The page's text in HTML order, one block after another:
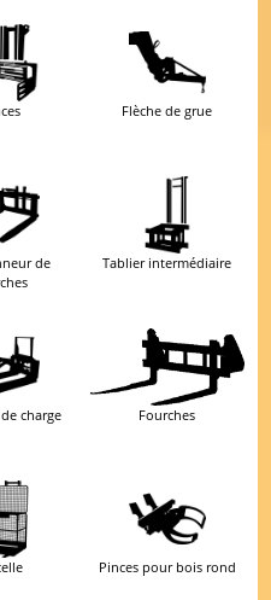
Flèche de grue
de
Tablier intermédiaire
charge Fourches
Pinces pour bois rond